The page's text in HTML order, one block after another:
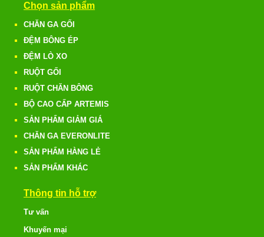
Chọn sản phẩm
CHĂN GA GỐI
ĐỆM BÔNG ÉP
ĐỆM LÒ XO
RUỘT GỐI
RUỘT CHĂN BÔNG
BỘ CAO CẤP ARTEMIS
SẢN PHẨM GIẢM GIÁ
CHĂN GA EVERONLITE
SẢN PHẨM HÀNG LẺ
SẢN PHẨM KHÁC
Thông tin hỗ trợ
Tư vấn
Khuyến mại